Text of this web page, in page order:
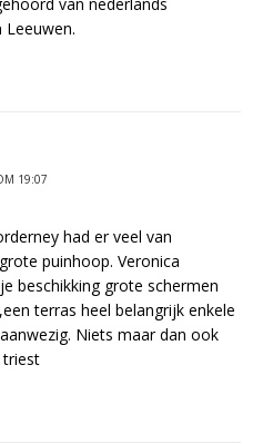
19:07
had er veel van
puinhoop. Veronica
beschikking grote schermen
terras heel belangrijk enkele
Niets maar dan ook
triest